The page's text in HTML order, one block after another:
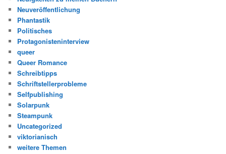
Neuveröffentlichung
Phantastik
Politisches
Protagonisteninterview
queer
Queer Romance
Schreibtipps
Schriftstellerprobleme
Selfpublishing
Solarpunk
Steampunk
Uncategorized
viktorianisch
weitere Themen